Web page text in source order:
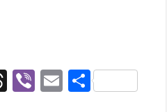
T
Vi
E S